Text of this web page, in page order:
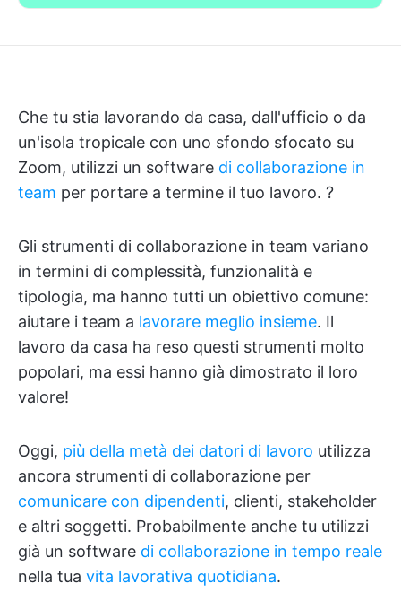
Che tu stia lavorando da casa, dall'ufficio o da
un'isola tropicale con uno sfondo sfocato su
Zoom, utilizzi un software di collaborazione in
team per portare a termine il tuo lavoro. ?
Gli strumenti di collaborazione in team variano
in termini di complessità, funzionalità e
tipologia, ma hanno tutti un obiettivo comune:
aiutare i team a lavorare meglio insieme. Il
lavoro da casa ha reso questi strumenti molto
popolari, ma essi hanno già dimostrato il loro
valore!
Oggi, più della metà dei datori di lavoro utilizza
ancora strumenti di collaborazione per
comunicare con dipendenti, clienti, stakeholder
e altri soggetti. Probabilmente anche tu utilizzi
già un software di collaborazione in tempo reale
nella tua vita lavorativa quotidiana.